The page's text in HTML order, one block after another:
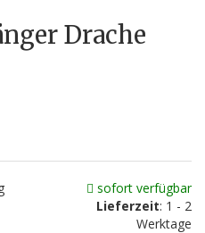
Drache
sofort verfügbar
Lieferzeit: 1 - 2
Werktage